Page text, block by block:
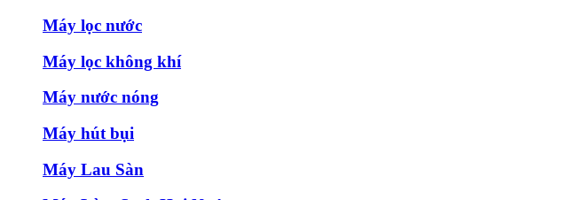
Máy lọc nước
Máy lọc không khí
Máy nước nóng
Máy hút bụi
Máy Lau Sàn